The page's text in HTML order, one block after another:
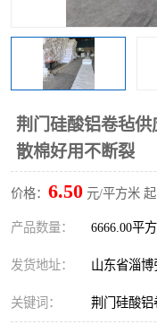
荆门硅酸铝卷毡
散棉好用不断裂
价格： 6.50 元/平方米 起
产品数量： 6666.00平
发货地址： 山东省淄博
关键词： 荆门硅酸铝